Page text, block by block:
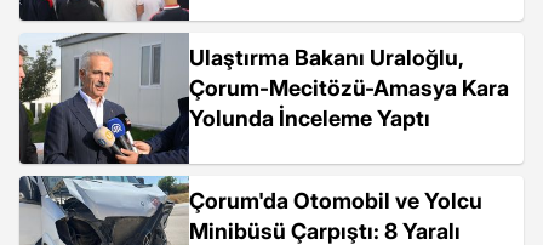
Ulaştırma Bakanı Uraloğlu,
Çorum-Mecitözü-Amasya Kara
Yolunda İnceleme Yaptı
Çorum'da Otomobil ve Yolcu
Minibüsü Çarpıştı: 8 Yaralı